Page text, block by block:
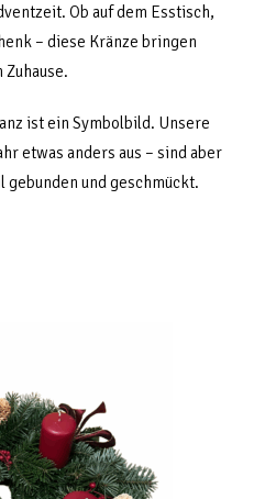
Ob auf dem Esstisch,
– diese Kränze bringen
ist ein Symbolbild. Unsere
etwas anders aus – sind aber
und geschmückt.